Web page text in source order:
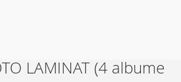
LAMINAT (4 albume